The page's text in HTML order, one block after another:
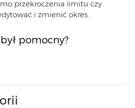
przekroczenia limitu czy
i zmienić okres.
pomocny?